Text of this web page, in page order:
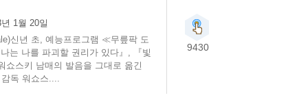
1월 20일
신년 초, 예능프로그램 ≪무릎팍 도
는 나를 파괴할 권리가 있다』, 『빛
쇼스키 남매의 발음을 그대로 옮긴
독 워쇼스....
9430